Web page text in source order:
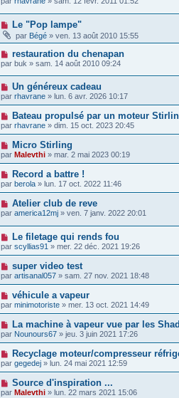
Le "Pop lampe"
par Bégé » ven. 13 août 2010 15:55
restauration du chenapan
par buk » sam. 14 août 2010 09:24
Un généreux cadeau
par rhavrane » lun. 6 avr. 2026 10:17
Bateau propulsé par un moteur
par rhavrane » dim. 15 oct. 2023 20:45
Micro Stirling
par Malevthi » mar. 2 mai 2023 00:19
Record a battre !
par berola » lun. 17 oct. 2022 11:46
Atelier club de reve
par america12mj » ven. 7 janv. 2022 20:01
Le filetage qui rends fou
par scyllias91 » mer. 22 déc. 2021 19:26
super video test
par artisanal057 » sam. 27 nov. 2021 18:48
véhicule a vapeur
par minimotoriste » mer. 13 oct. 2021 14:49
La machine à vapeur vue par les
par Nounours67 » jeu. 3 juin 2021 17:26
Recyclage moteur/compresseur
par gegedej » lun. 24 mai 2021 12:59
Source d'inspiration ...
par Malevthi » lun. 22 mars 2021 15:06